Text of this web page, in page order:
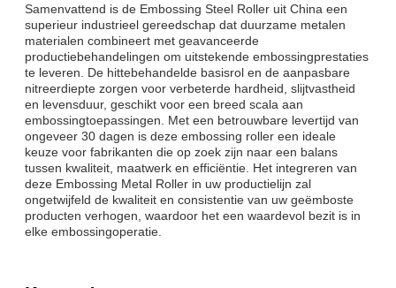
Samenvattend is de Embossing Steel Roller uit China een
superieur industrieel gereedschap dat duurzame metalen
materialen combineert met geavanceerde
productiebehandelingen om uitstekende embossingprestaties
te leveren. De hittebehandelde basisrol en de aanpasbare
nitreerdiepte zorgen voor verbeterde hardheid, slijtvastheid
en levensduur, geschikt voor een breed scala aan
embossingtoepassingen. Met een betrouwbare levertijd van
ongeveer 30 dagen is deze embossing roller een ideale
keuze voor fabrikanten die op zoek zijn naar een balans
tussen kwaliteit, maatwerk en efficiëntie. Het integreren van
deze Embossing Metal Roller in uw productielijn zal
ongetwijfeld de kwaliteit en consistentie van uw geëmboste
producten verhogen, waardoor het een waardevol bezit is in
elke embossingoperatie.